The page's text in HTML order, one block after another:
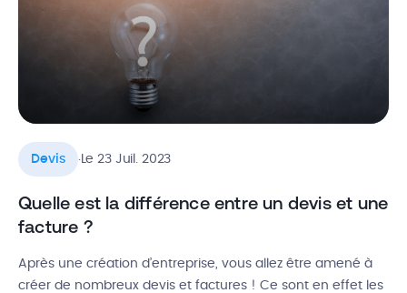
Devis .Le 23 Juil. 2023
Quelle est la différence entre un devis et une
facture ?
Après une création d’entreprise, vous allez être amené à
créer de nombreux devis et factures ! Ce sont en effet les